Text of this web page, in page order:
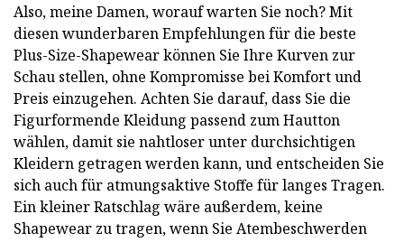
Also, meine Damen, worauf warten Sie noch? Mit
diesen wunderbaren Empfehlungen für die beste
Plus-Size-Shapewear können Sie Ihre Kurven zur
Schau stellen, ohne Kompromisse bei Komfort und
Preis einzugehen. Achten Sie darauf, dass Sie die
Figurformende Kleidung passend zum Hautton
wählen, damit sie nahtloser unter durchsichtigen
Kleidern getragen werden kann, und entscheiden Sie
sich auch für atmungsaktive Stoffe für langes Tragen.
Ein kleiner Ratschlag wäre außerdem, keine
Shapewear zu tragen, wenn Sie Atembeschwerden